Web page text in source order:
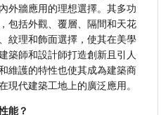
外牆應用的理想選擇。其多功
包括外觀、覆層、隔間和天花
紋理和飾面選擇，使其在美學
築師和設計師打造創新且引人
維護的特性也使其成為建築商
現代建築工地上的廣泛應用。
能？